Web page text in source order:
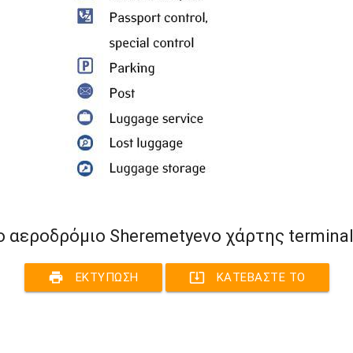
αεροδρόμιο Sheremetyevo χάρτης
print ΕΚΤΎΠΩΣΗ system_update_alt ΚΑΤΕΒΆΣΤΕ ΤΟ